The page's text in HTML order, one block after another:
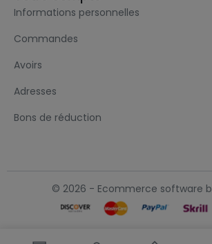
Informations personnelles
Commandes
Avoirs
Adresses
Bons de réduction
© 2026 - Ecommerce software